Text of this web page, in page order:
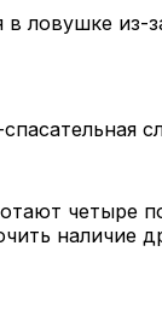
в ловушке
четыре
наличие